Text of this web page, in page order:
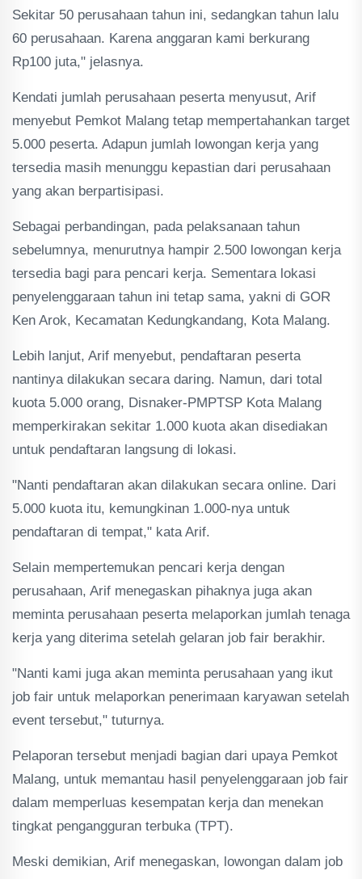
Sekitar 50 perusahaan tahun ini, sedangkan tahun lalu
60 perusahaan. Karena anggaran kami berkurang
Rp100 juta," jelasnya.
Kendati jumlah perusahaan peserta menyusut, Arif
menyebut Pemkot Malang tetap mempertahankan target
5.000 peserta. Adapun jumlah lowongan kerja yang
tersedia masih menunggu kepastian dari perusahaan
yang akan berpartisipasi.
Sebagai perbandingan, pada pelaksanaan tahun
sebelumnya, menurutnya hampir 2.500 lowongan kerja
tersedia bagi para pencari kerja. Sementara lokasi
penyelenggaraan tahun ini tetap sama, yakni di GOR
Ken Arok, Kecamatan Kedungkandang, Kota Malang.
Lebih lanjut, Arif menyebut, pendaftaran peserta
nantinya dilakukan secara daring. Namun, dari total
kuota 5.000 orang, Disnaker-PMPTSP Kota Malang
memperkirakan sekitar 1.000 kuota akan disediakan
untuk pendaftaran langsung di lokasi.
"Nanti pendaftaran akan dilakukan secara online. Dari
5.000 kuota itu, kemungkinan 1.000-nya untuk
pendaftaran di tempat," kata Arif.
Selain mempertemukan pencari kerja dengan
perusahaan, Arif menegaskan pihaknya juga akan
meminta perusahaan peserta melaporkan jumlah tenaga
kerja yang diterima setelah gelaran job fair berakhir.
"Nanti kami juga akan meminta perusahaan yang ikut
job fair untuk melaporkan penerimaan karyawan setelah
event tersebut," tuturnya.
Pelaporan tersebut menjadi bagian dari upaya Pemkot
Malang, untuk memantau hasil penyelenggaraan job fair
dalam memperluas kesempatan kerja dan menekan
tingkat pengangguran terbuka (TPT).
Meski demikian, Arif menegaskan, lowongan dalam job